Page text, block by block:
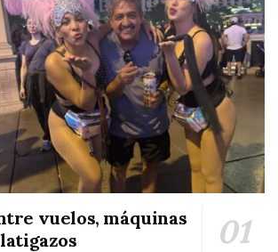
vuelos, máquinas